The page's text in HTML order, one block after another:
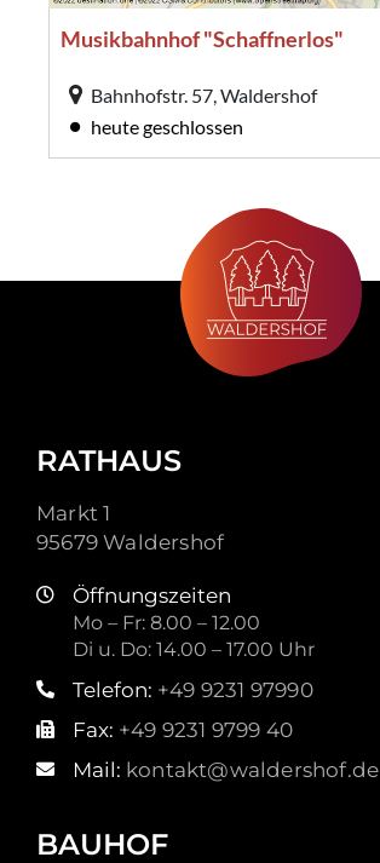
RATHAUS
Markt 1
95679 Waldershof
Öffnungszeiten
Mo – Fr: 8.00 – 12.00
Di u. Do: 14.00 – 17.00 Uhr
Telefon: +49 9231 97990
Fax: +49 9231 9799 40
Mail: kontakt@waldershof.de
BAUHOF